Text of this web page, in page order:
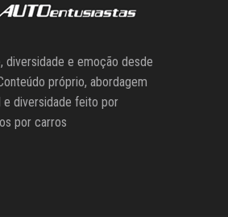
diversidade e emoção desde
próprio, abordagem
e diversidade feito por
por carros